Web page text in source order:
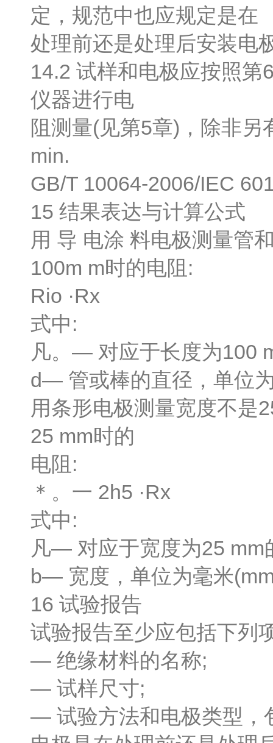
定，规范中也应规定是在
处理前还是处理后安装电
14.2 试样和电极应按照
仪器进行电
阻测量(见第5章)，除非
min.
GB/T 10064-2006/IEC
15 结果表达与计算公式
用 导 电涂 料电极测量管
100m m时的电阻:
Rio ·Rx
式中:
凡。— 对应于长度为100
d— 管或棒的直径，单位
用条形电极测量宽度不是
25 mm时的
电阻:
＊。一 2h5 ·Rx
式中:
凡— 对应于宽度为25 mm
b— 宽度，单位为毫米
16 试验报告
试验报告至少应包括下列
— 绝缘材料的名称;
— 试样尺寸;
— 试验方法和电极类型，